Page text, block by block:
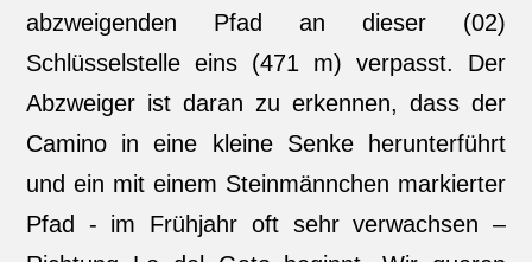
abzweigenden Pfad an dieser (02)
Schlüsselstelle eins (471 m) verpasst. Der
Abzweiger ist daran zu erkennen, dass der
Camino in eine kleine Senke herunterführt
und ein mit einem Steinmännchen markierter
Pfad - im Frühjahr oft sehr verwachsen –